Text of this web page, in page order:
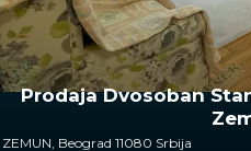
Prodaja Dvosoban
ZEMUN, Beograd 11080 Srbija